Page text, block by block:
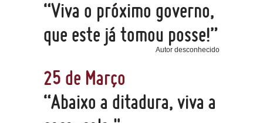
“Viva o próximo governo,
que este já tomou posse!”
Autor desconhecido
25 de Março
“Abaixo a ditadura, viva a